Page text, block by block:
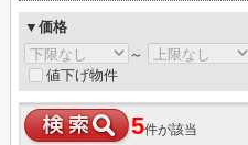
▼価格
～
値下げ物件
5件が該当